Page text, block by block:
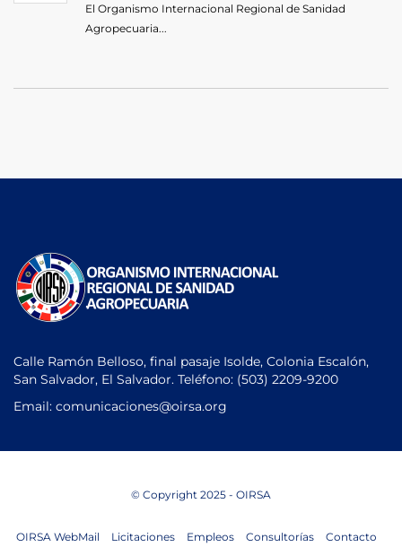
El Organismo Internacional Regional de Sanidad
Agropecuaria...
Calle Ramón Belloso, final pasaje Isolde, Colonia Escalón,
San Salvador, El Salvador. Teléfono: (503) 2209-9200
Email: comunicaciones@oirsa.org
© Copyright 2025 - OIRSA
OIRSA WebMail Licitaciones Empleos Consultorías
Contacto